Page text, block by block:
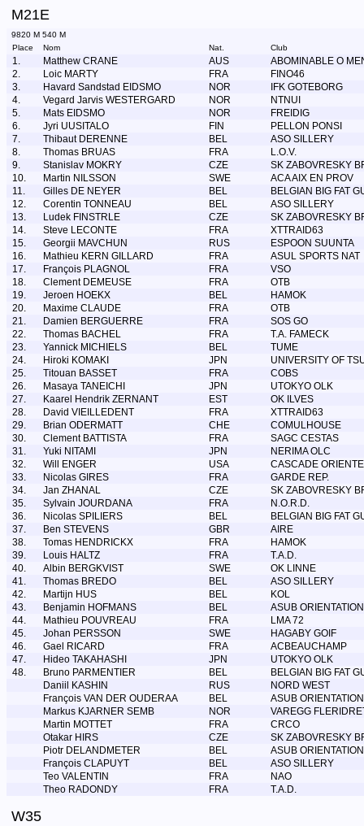
M21E
9820 M 540 M
Place
Nom Nat. Club
1. Matthew CRANE AUS
ABOMINABLE O
2.
Loic MARTY FRA
FINO46
3.
Havard Sandstad EIDSMO NOR
IFK GOTEBORG
4.
Vegard Jarvis WESTERGARD NOR
NTNUI
5.
Mats EIDSMO NOR
FREIDIG
6.
Jyri UUSITALO FIN
PELLON PONSI
7.
Thibaut DERENNE BEL
ASO SILLERY
8.
Thomas BRUAS FRA
L.O.V.
9.
Stanislav MOKRY CZE
SK ZABOVRESKY
10.
Martin NILSSON SWE
ACA AIX EN PROV
11.
Gilles DE NEYER BEL
BELGIAN BIG FAT
12.
Corentin TONNEAU BEL
ASO SILLERY
13.
Ludek FINSTRLE CZE
SK ZABOVRESKY
14.
Steve LECONTE FRA
XTTRAID63
15.
Georgii MAVCHUN RUS
ESPOON SUUNTA
16.
Mathieu KERN GILLARD FRA
ASUL SPORTS NAT
17.
François PLAGNOL FRA
VSO
18.
Clement DEMEUSE FRA
OTB
19.
Jeroen HOEKX BEL
HAMOK
20.
Maxime CLAUDE FRA
OTB
21.
Damien BERGUERRE FRA
SOS GO
22.
Thomas BACHEL FRA
T.A. FAMECK
23.
Yannick MICHIELS BEL
TUME
24.
Hiroki KOMAKI JPN
UNIVERSITY OF
25.
Titouan BASSET FRA
COBS
26.
Masaya TANEICHI JPN
UTOKYO OLK
27.
Kaarel Hendrik ZERNANT EST
OK ILVES
28.
David VIEILLEDENT FRA
XTTRAID63
29.
Brian ODERMATT CHE
COMULHOUSE
30.
Clement BATTISTA FRA
SAGC CESTAS
31.
Yuki NITAMI JPN
NERIMA OLC
32.
Will ENGER USA
CASCADE
33.
Nicolas GIRES FRA
GARDE REP.
34.
Jan ZHANAL CZE
SK ZABOVRESKY
35.
Sylvain JOURDANA FRA
N.O.R.D.
36.
Nicolas SPILIERS BEL
BELGIAN BIG FAT
37.
Ben STEVENS GBR
AIRE
38.
Tomas HENDRICKX FRA
HAMOK
39.
Louis HALTZ FRA
T.A.D.
40.
Albin BERGKVIST SWE
OK LINNE
41.
Thomas BREDO BEL
ASO SILLERY
42.
Martijn HUS BEL
KOL
43.
Benjamin HOFMANS BEL
ASUB
44.
Mathieu POUVREAU FRA
LMA 72
45.
Johan PERSSON SWE
HAGABY GOIF
46.
Gael RICARD FRA
ACBEAUCHAMP
47.
Hideo TAKAHASHI JPN
UTOKYO OLK
48.
Bruno PARMENTIER BEL
BELGIAN BIG FAT
Daniil KASHIN
RUS
NORD WEST
François VAN DER OUDERAA
BEL
ASUB
Markus KJARNER SEMB
NOR
VAREGG
Martin MOTTET
FRA
CRCO
Otakar HIRS
CZE
SK ZABOVRESKY
Piotr DELANDMETER
BEL
ASUB
François CLAPUYT
BEL
ASO SILLERY
Teo VALENTIN
FRA
NAO
Theo RADONDY
FRA T.A.D.
W35